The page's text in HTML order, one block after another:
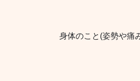
身体のこと(姿勢や痛